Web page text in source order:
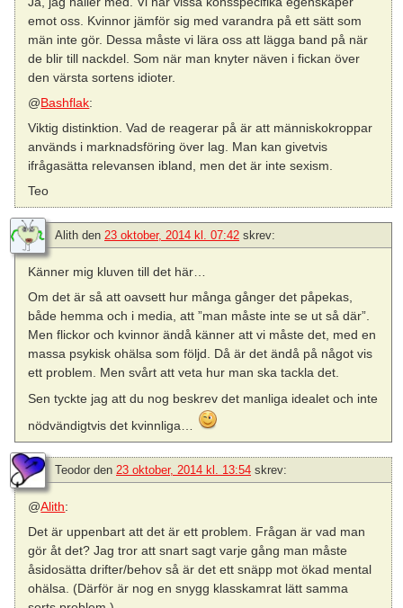
emot oss. Kvinnor jämför sig med varandra på ett sätt som
män inte gör. Dessa måste vi lära oss att lägga band på när
de blir till nackdel. Som när man knyter näven i fickan över
den värsta sortens idioter.
@Bashflak:
Viktig distinktion. Vad de reagerar på är att människokroppar
används i marknadsföring över lag. Man kan givetvis
ifrågasätta relevansen ibland, men det är inte sexism.
Teo
Alith den 23 oktober, 2014 kl. 07:42 skrev:
Känner mig kluven till det här…
Om det är så att oavsett hur många gånger det påpekas,
både hemma och i media, att ”man måste inte se ut så där”.
Men flickor och kvinnor ändå känner att vi måste det, med en
massa psykisk ohälsa som följd. Då är det ändå på något vis
ett problem. Men svårt att veta hur man ska tackla det.
Sen tyckte jag att du nog beskrev det manliga idealet och inte
nödvändigtvis det kvinnliga…
Teodor den 23 oktober, 2014 kl. 13:54 skrev:
@Alith:
Det är uppenbart att det är ett problem. Frågan är vad man
gör åt det? Jag tror att snart sagt varje gång man måste
åsidosätta drifter/behov så är det ett snäpp mot ökad mental
ohälsa. (Därför är nog en snygg klasskamrat lätt samma